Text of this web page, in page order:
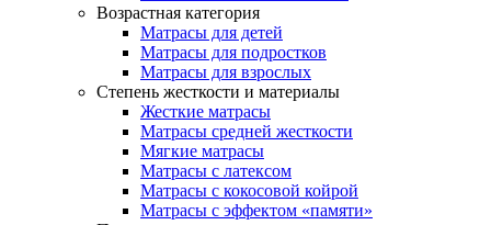
Возрастная категория
Матрасы для детей
Матрасы для подростков
Матрасы для взрослых
Степень жесткости и материалы
Жесткие матрасы
Матрасы средней жесткости
Мягкие матрасы
Матрасы с латексом
Матрасы с кокосовой койрой
Матрасы с эффектом «памяти»